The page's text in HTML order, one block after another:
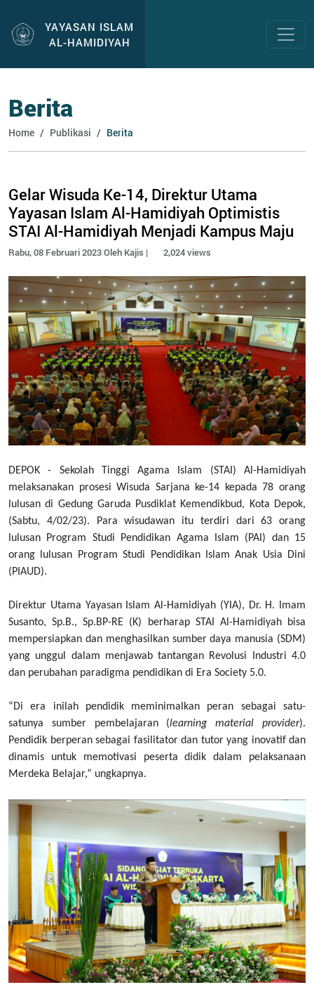
YAYASAN ISLAM
AL-HAMIDIYAH
Berita
Home Publikasi Berita
Gelar Wisuda Ke-14, Direktur Utama
Yayasan Islam Al-Hamidiyah Optimistis
STAI Al-Hamidiyah Menjadi Kampus Maju
Rabu, 08 Februari 2023 Oleh Kajis | 2,024 views
DEPOK - Sekolah Tinggi Agama Islam (STAI) Al-Hamidiyah
melaksanakan prosesi Wisuda Sarjana ke-14 kepada 78 orang
lulusan di Gedung Garuda Pusdiklat Kemendikbud, Kota Depok,
(Sabtu, 4/02/23). Para wisudawan itu terdiri dari 63 orang
lulusan Program Studi Pendidikan Agama Islam (PAI) dan 15
orang lulusan Program Studi Pendidikan Islam Anak Usia Dini
(PIAUD).
Direktur Utama Yayasan Islam Al-Hamidiyah (YIA), Dr. H. Imam
Susanto, Sp.B., Sp.BP-RE (K) berharap STAI Al-Hamidiyah bisa
mempersiapkan dan menghasilkan sumber daya manusia (SDM)
yang unggul dalam menjawab tantangan Revolusi Industri 4.0
dan perubahan paradigma pendidikan di Era Society 5.0.
“Di era inilah pendidik meminimalkan peran sebagai satu-
satunya sumber pembelajaran (learning material provider).
Pendidik berperan sebagai fasilitator dan tutor yang inovatif dan
dinamis untuk memotivasi peserta didik dalam pelaksanaan
Merdeka Belajar,” ungkapnya.